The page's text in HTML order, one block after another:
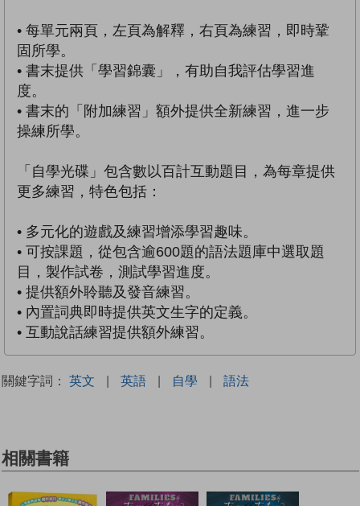
• 每單元兩頁，左頁為解釋，右頁為練習，即時鞏
固所學。
• 書末提供「學習錦囊」，有助自我評估學習進
度。
• 書末的「附加練習」額外提供全新練習，進一步
操練所學。
「自學光碟」包含數以百計互動題目，為每章提供
更多練習，特色包括：
• 多元化的遊戲及練習增添學習趣味。
• 可按課題，從包含逾600題的語法題庫中選取題
目，製作試卷，測試學習進度。
• 提供額外聆聽及發音練習。
• 內置詞典即時提供英文生字的定義。
• 互動說話練習提供額外練習。
關鍵字詞： 英文 | 英語 | 自學 | 語法
相關書籍